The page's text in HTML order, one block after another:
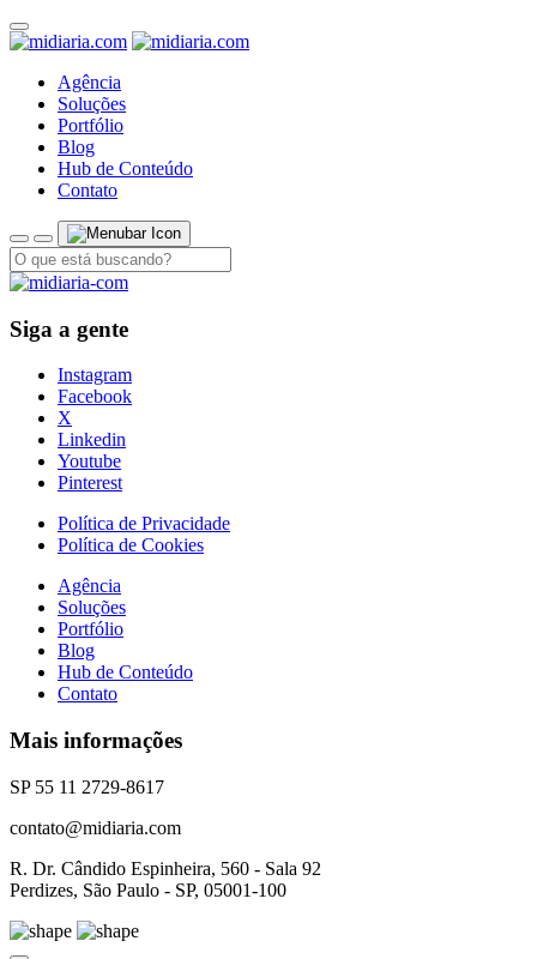
Agência
Soluções
Portfólio
Blog
Hub de Conteúdo
Contato
Siga a gente
Instagram
Facebook
X
Linkedin
Youtube
Pinterest
Política de Privacidade
Política de Cookies
Agência
Soluções
Portfólio
Blog
Hub de Conteúdo
Contato
Mais informações
SP 55 11 2729-8617
contato@midiaria.com
R. Dr. Cândido Espinheira, 560 - Sala 92
Perdizes, São Paulo - SP, 05001-100